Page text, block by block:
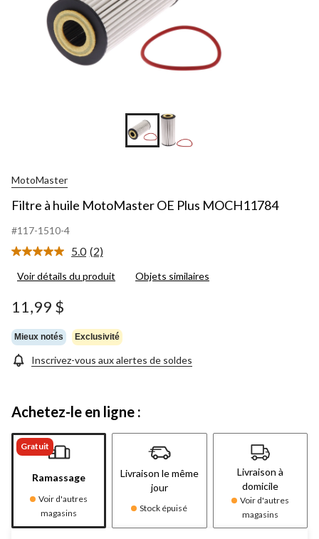
MotoMaster
Filtre à huile MotoMaster OE Plus MOCH11784
#117-1510-4
5.0 Lire
2
même
page.
(2)
Voir détails du produit Objets similaires
11,99 $
Mieux notés Exclusivité
Inscrivez-vous aux alertes de soldes
Achetez-le en ligne :
Gratuit
Ramassage
Voir d'autres
magasins
Livraison le même
jour
Stock épuisé
Livraison à
domicile
Voir d'autres
magasins